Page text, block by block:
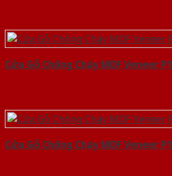
Cửa Gỗ Chống Cháy MDF Veneer
Cửa Gỗ Chống Cháy MDF Veneer